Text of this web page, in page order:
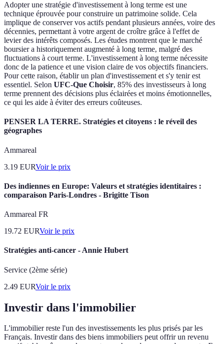
Adopter une stratégie d'investissement à long terme est une
technique éprouvée pour construire un patrimoine solide. Cela
implique de conserver vos actifs pendant plusieurs années, voire des
décennies, permettant à votre argent de croître grâce à l'effet de
levier des intérêts composés. Les études montrent que le marché
boursier a historiquement augmenté à long terme, malgré des
fluctuations à court terme. L'investissement à long terme nécessite
donc de la patience et une vision claire de vos objectifs financiers.
Pour cette raison, établir un plan d'investissement et s'y tenir est
essentiel. Selon UFC-Que Choisir, 85% des investisseurs à long
terme prennent des décisions plus éclairées et moins émotionnelles,
ce qui les aide à éviter des erreurs coûteuses.
PENSER LA TERRE. Stratégies et citoyens : le réveil des
géographes
Ammareal
3.19 EURVoir le prix
Des indiennes en Europe: Valeurs et stratégies identitaires :
comparaison Paris-Londres - Brigitte Tison
Ammareal FR
19.72 EURVoir le prix
Stratégies anti-cancer - Annie Hubert
Service (2ème série)
2.49 EURVoir le prix
Investir dans l'immobilier
L'immobilier reste l'un des investissements les plus prisés par les
Français. Investir dans des biens immobiliers peut offrir un revenu